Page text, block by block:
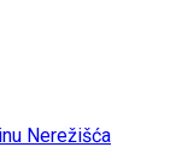
Nerežišća